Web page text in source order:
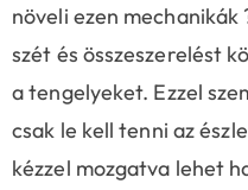
növeli ezen
szét és összeszerelést
a tengelyeket. Ezzel
csak le kell tenni az
kézzel mozgatva lehet